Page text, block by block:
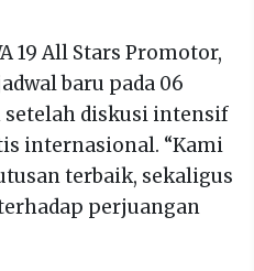
19 All Stars Promotor,
baru pada 06
setelah diskusi intensif
internasional. “Kami
terbaik, sekaligus
perjuangan